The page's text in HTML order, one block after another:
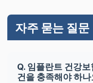
자주 묻는 질문
Q. 임플란트 건강
건을 충족해야 하나